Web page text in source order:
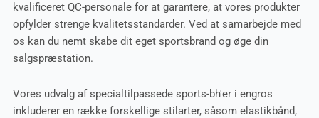
kvalificeret QC-personale for at garantere, at vores produkter
opfylder strenge kvalitetsstandarder. Ved at samarbejde med
os kan du nemt skabe dit eget sportsbrand og øge din
salgspræstation.
Vores udvalg af specialtilpassede sports-bh'er i engros
inkluderer en række forskellige stilarter, såsom elastikbånd,